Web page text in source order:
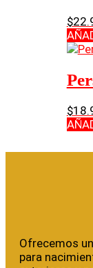
$
$
Ofrecemos
para